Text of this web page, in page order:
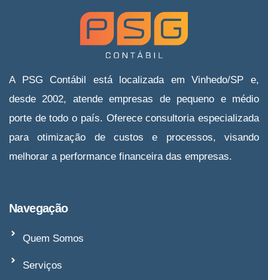
A PSG Contábil está localizada em Vinhedo/SP e,
desde 2002, atende empresas de pequeno e médio
porte de todo o país. Oferece consultoria especializada
para otimização de custos e processos, visando
melhorar a performance financeira das empresas.
Navegação
Quem Somos
Serviços